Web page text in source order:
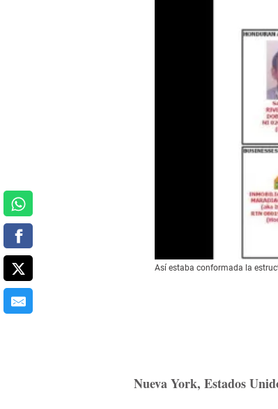
Así estaba conformada la
Nueva York, Estados